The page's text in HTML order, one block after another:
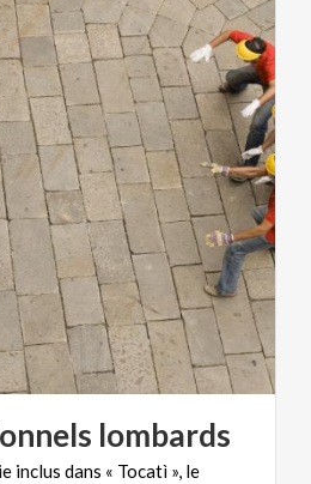
lombards
inclus dans « Tocatì », le